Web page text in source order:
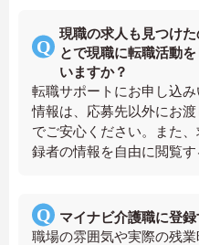
現職の求人も見つけ
とで現職に転職活動
いますか？
転職サポートにお申し込
情報は、応募先以外にお
でご安心ください。また
録者の情報を自由に閲覧す
マイナビ介護職に登
職場の雰囲気や実際の残